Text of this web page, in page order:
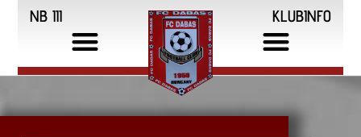
NB III KLUBINFO